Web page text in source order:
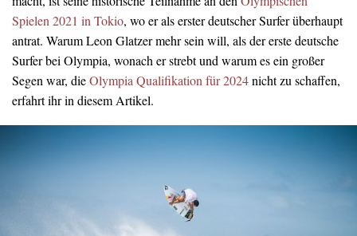
Spielen 2021 in Tokio, wo er als erster deutscher Surfer überhaupt
antrat. Warum Leon Glatzer mehr sein will, als der erste deutsche
Surfer bei Olympia, wonach er strebt und warum es ein großer
Segen war, dieOlympia Qualifikation für 2024nicht zu schaffen,
erfahrt ihr in diesem Artikel.